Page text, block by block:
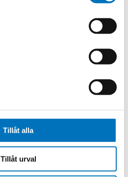
Tillåt alla
Tillåt urval
MPM486 HART®